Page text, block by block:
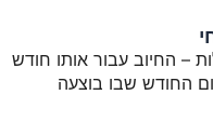
– החיוב עבור אותו חודש
החודש שבו בוצעה